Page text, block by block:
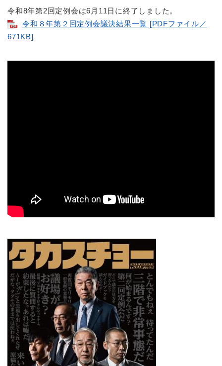
令和8年第2回定例会は6月11日に終了しました。
令和８年第２回定例会議決結果一覧 [PDFファイル／
671KB]